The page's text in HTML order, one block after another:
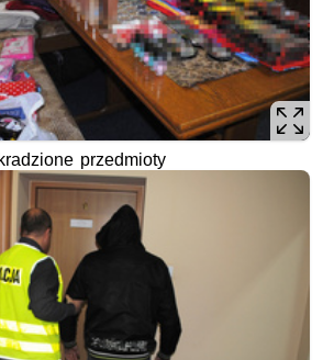
przedmioty